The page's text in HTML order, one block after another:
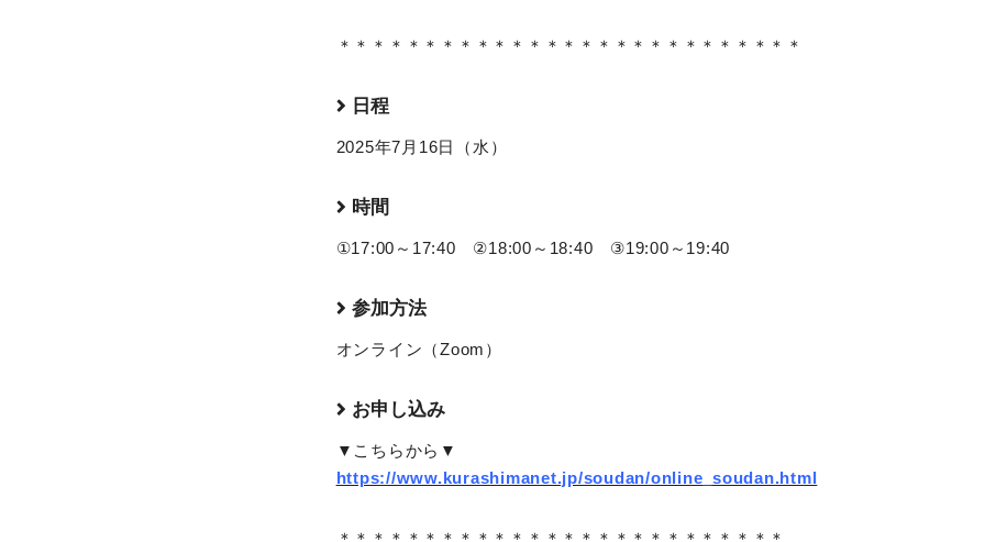
＊＊＊＊＊＊＊＊＊＊＊＊＊＊＊＊＊＊＊＊＊＊＊＊＊＊＊
日程
2025年7月16日（水）
時間
①17:00～17:40 ②18:00～18:40 ③19:00～19:40
参加方法
オンライン（Zoom）
お申し込み
▼こちらから▼
https://www.kurashimanet.jp/soudan/online_soudan.html
＊＊＊＊＊＊＊＊＊＊＊＊＊＊＊＊＊＊＊＊＊＊＊＊＊＊